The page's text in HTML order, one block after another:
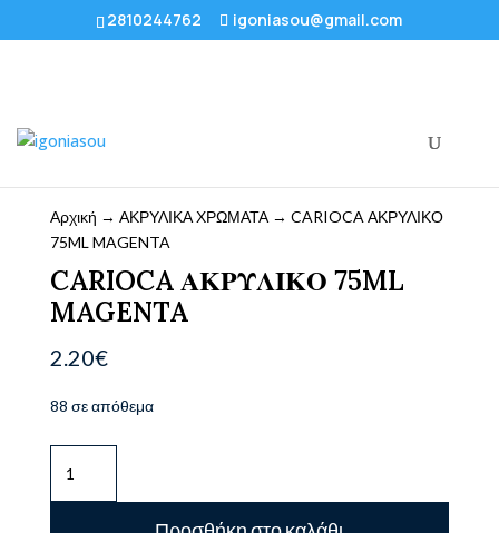
2810244762 igoniasou@gmail.com
Αρχική → ΑΚΡΥΛΙΚΑ ΧΡΩΜΑΤΑ→ CARIOCA ΑΚΡΥΛΙΚΟ
75ML MAGENTA
CARIOCA ΑΚΡΥΛΙΚΟ 75ML
MAGENTA
2.20€
88 σε απόθεμα
ΑΚΡΥΛΙΚΟ
75ML